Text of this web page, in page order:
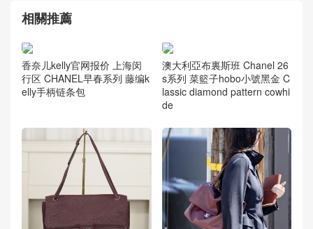
相關推薦
香奈儿kelly官网报价 上海闵
行区 CHANEL早春系列 藤编k
elly手柄链条包
澳大利亞布裏斯班 Chanel 26
s系列 菜籃子hobo小號黑金 C
lassic diamond pattern cowhi
de